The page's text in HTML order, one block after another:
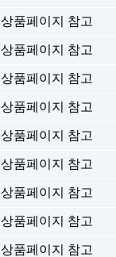
상품페이지 참고
상품페이지 참고
상품페이지 참고
상품페이지 참고
상품페이지 참고
상품페이지 참고
상품페이지 참고
상품페이지 참고
상품페이지 참고